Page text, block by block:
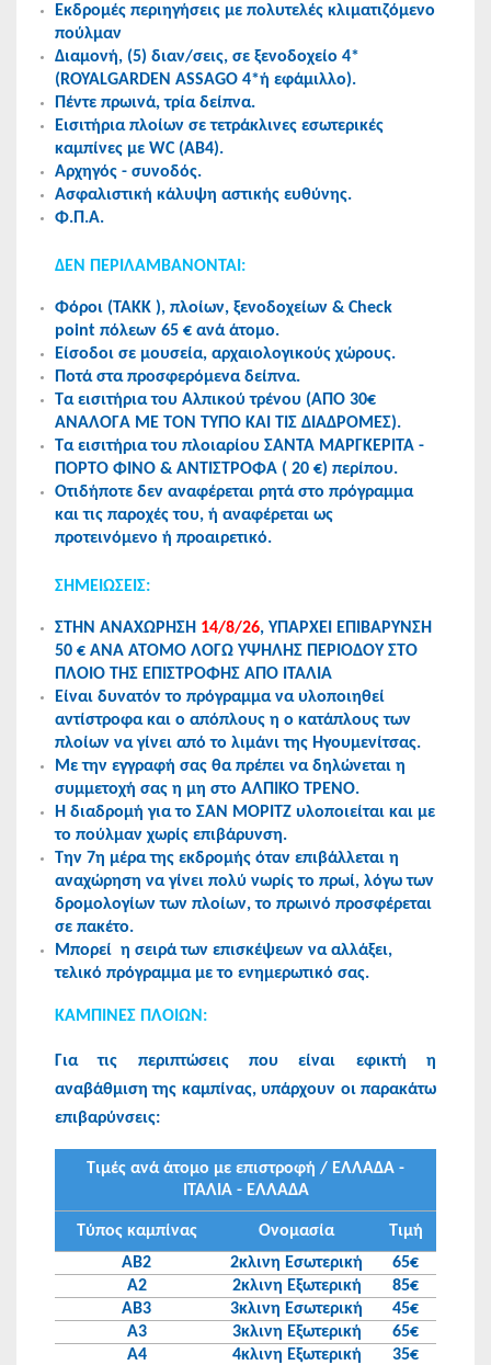
Εκδρομές περιηγήσεις με πολυτελές κλιματιζόμενο
πούλμαν
Διαμονή, (5) διαν/σεις, σε ξενοδοχείο 4*
(ROYALGARDEN ASSAGO 4*ή εφάμιλλο).
Πέντε πρωινά, τρία δείπνα.
Εισιτήρια πλοίων σε τετράκλινες εσωτερικές
καμπίνες με WC (AB4).
Αρχηγός - συνοδός.
Ασφαλιστική κάλυψη αστικής ευθύνης.
Φ.Π.Α.
ΔΕΝ ΠΕΡΙΛΑΜΒΑΝΟΝΤΑΙ:
Φόροι (ΤΑΚΚ ), πλοίων, ξενοδοχείων & Check
point πόλεων 65 € ανά άτομο.
Είσοδοι σε μουσεία, αρχαιολογικούς χώρους.
Ποτά στα προσφερόμενα δείπνα.
Tα εισιτήρια του Αλπικού τρένου (ΑΠΟ 30€
ΑΝΑΛΟΓΑ ΜΕ ΤΟΝ ΤΥΠΟ ΚΑΙ ΤΙΣ ΔΙΑΔΡΟΜΕΣ).
Τα εισιτήρια του πλοιαρίου ΣΑΝΤΑ ΜΑΡΓΚΕΡΙΤΑ -
ΠΟΡΤΟ ΦΙΝΟ & ΑΝΤΙΣΤΡΟΦΑ ( 20 €) περίπου.
Οτιδήποτε δεν αναφέρεται ρητά στο πρόγραμμα
και τις παροχές του, ή αναφέρεται ως
προτεινόμενο ή προαιρετικό.
ΣΗΜΕΙΩΣΕΙΣ:
ΣΤΗΝ ΑΝΑΧΩΡΗΣΗ 14/8/26, ΥΠΑΡΧΕΙ ΕΠΙΒΑΡΥΝΣΗ
50 € ΑΝΑ ΑΤΟΜΟ ΛΟΓΩ ΥΨΗΛΗΣ ΠΕΡΙΟΔΟΥ ΣΤΟ
ΠΛΟΙΟ ΤΗΣ ΕΠΙΣΤΡΟΦΗΣ ΑΠΟ ΙΤΑΛΙΑ
Eίναι δυνατόν το πρόγραμμα να υλοποιηθεί
αντίστροφα και ο απόπλους η ο κατάπλους των
πλοίων να γίνει από το λιμάνι της Ηγουμενίτσας.
Με την εγγραφή σας θα πρέπει να δηλώνεται η
συμμετοχή σας η μη στο ΑΛΠΙΚΟ ΤΡΕΝΟ.
Η διαδρομή για το ΣΑΝ ΜΟΡΙΤΖ υλοποιείται και με
το πούλμαν χωρίς επιβάρυνση.
Την 7η μέρα της εκδρομής όταν επιβάλλεται η
αναχώρηση να γίνει πολύ νωρίς το πρωί, λόγω των
δρομολογίων των πλοίων, το πρωινό προσφέρεται
σε πακέτο.
Μπορεί η σειρά των επισκέψεων να αλλάξει,
τελικό πρόγραμμα με το ενημερωτικό σας.
KAMΠΙΝΕΣ ΠΛΟΙΩΝ:
Για τις περιπτώσεις που είναι εφικτή η
αναβάθμιση της καμπίνας, υπάρχουν οι παρακάτω
επιβαρύνσεις:
Τιμές ανά άτομο με επιστροφή / ΕΛΛΑΔΑ -
ΙΤΑΛΙΑ - ΕΛΛΑΔΑ
Τύπος καμπίνας Ονομασία
Τιμή
ΑΒ2
2κλινη Εσωτερική
65€
Α2
2κλινη Εξωτερική
85€
ΑΒ3
3κλινη Εσωτερική
45€
Α3
3κλινη Εξωτερική
65€
Α4
4κλινη Εξωτερική 35€